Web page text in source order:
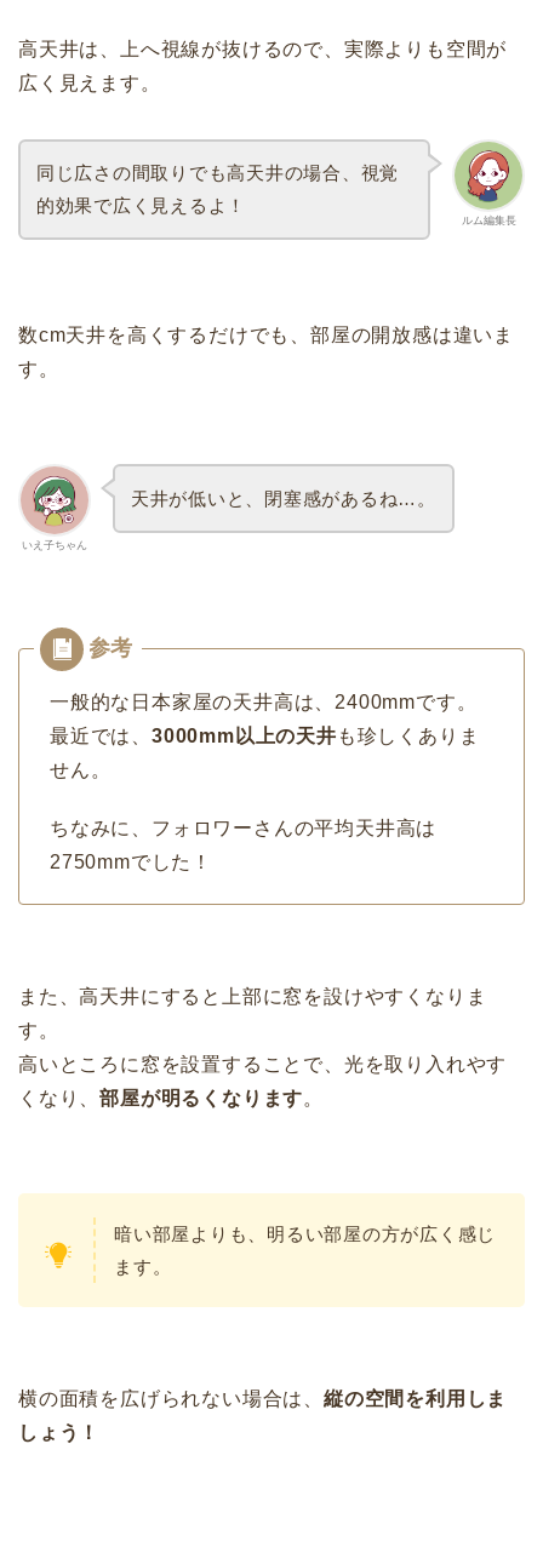
高天井は、上へ視線が抜けるので、実際よりも空間が
広く見えます。
ルム編集長
同じ広さの間取りでも高天井の場合、視覚
的効果で広く見えるよ！
数cm天井を高くするだけでも、部屋の開放感は違いま
す。
いえ子ちゃん
天井が低いと、閉塞感があるね…。
一般的な日本家屋の天井高は、2400mmです。
最近では、 3000mm以上の天井 も珍しくありま
せん。
ちなみに、フォロワーさんの平均天井高は
2750mmでした！
また、高天井にすると上部に窓を設けやすくなりま
す。
高いところに窓を設置することで、光を取り入れやす
くなり、部屋が明るくなります。
暗い部屋よりも、明るい部屋の方が広く感じ
ます。
横の面積を広げられない場合は、 縦の空間を利用しま
しょう！